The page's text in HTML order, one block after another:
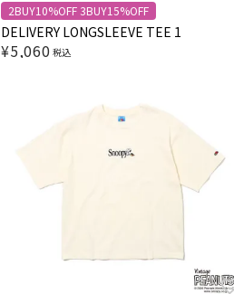
2BUY10%OFF 3BUY15%OFF
DELIVERY LONGSLEEVE TEE 1
¥5,060 税込